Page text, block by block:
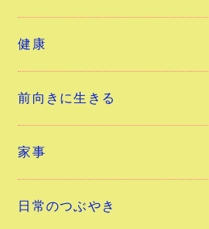
健康
前向きに生きる
家事
日常のつぶやき